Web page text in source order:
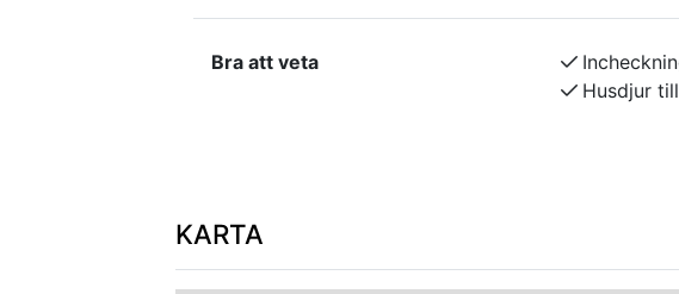
Bra att veta
Husdjur
KARTA